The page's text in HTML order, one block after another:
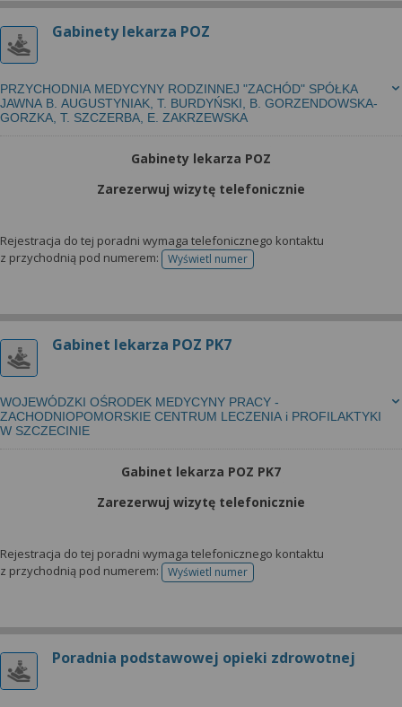
Gabinety lekarza POZ
PRZYCHODNIA MEDYCYNY RODZINNEJ "ZACHÓD" SPÓŁKA
JAWNA B. AUGUSTYNIAK, T. BURDYŃSKI, B. GORZENDOWSKA-
GORZKA, T. SZCZERBA, E. ZAKRZEWSKA
Gabinety lekarza POZ
Zarezerwuj wizytę telefonicznie
Rejestracja do tej poradni wymaga telefonicznego kontaktu
z przychodnią pod numerem:
Wyświetl numertelefonu do rejestracji
Gabinet lekarza POZ PK7
WOJEWÓDZKI OŚRODEK MEDYCYNY PRACY -
ZACHODNIOPOMORSKIE CENTRUM LECZENIA i PROFILAKTYKI
W SZCZECINIE
Gabinet lekarza POZ PK7
Zarezerwuj wizytę telefonicznie
Rejestracja do tej poradni wymaga telefonicznego kontaktu
z przychodnią pod numerem:
Wyświetl numertelefonu do rejestracji
Poradnia podstawowej opieki zdrowotnej